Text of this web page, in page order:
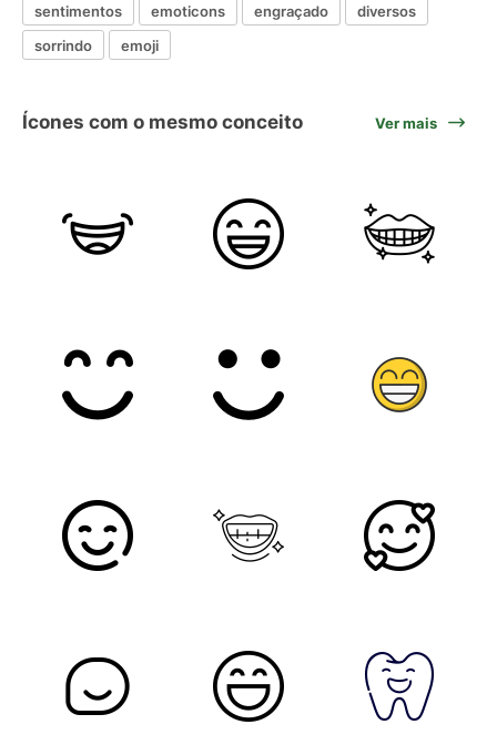
sentimentos
emoticons engraçado
diversos
sorrindo
emoji
Ícones com o mesmo conceito Ver mais